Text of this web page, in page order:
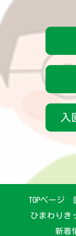
入
TOPページ
ひまわりき
新着